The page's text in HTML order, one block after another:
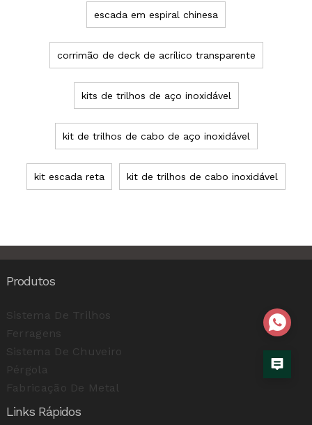
escada em espiral chinesa
corrimão de deck de acrílico transparente
kits de trilhos de aço inoxidável
kit de trilhos de cabo de aço inoxidável
kit escada reta kit de trilhos de cabo inoxidável
Produtos
Sistema De Trilhos
Ferragens
Sistema De Chuveiro
Pérgola
Fabricação De Metal
Links Rápidos